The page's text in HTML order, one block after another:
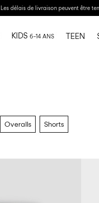
Les délais de livraison peuvent être
KIDS 6–14 ANS TEEN
Overalls Shorts